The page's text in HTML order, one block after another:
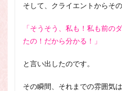
そして、クライエントからそ
「そうそう、私も！私も前の
たの！だから分かる！」
と言い出したのです。
その瞬間、それまでの雰囲気